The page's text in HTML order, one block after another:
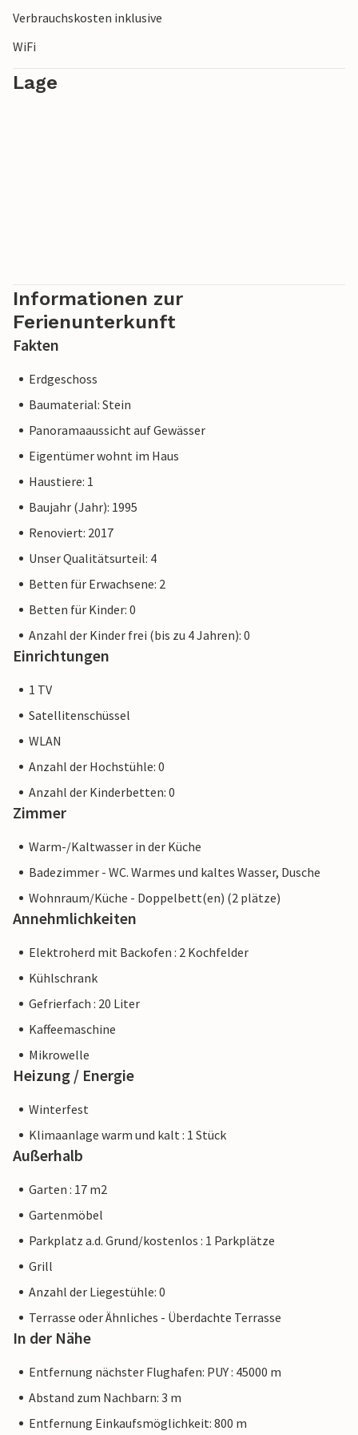
Verbrauchskosten inklusive
WiFi
Lage
Informationen zur
Ferienunterkunft
Fakten
Erdgeschoss
Baumaterial: Stein
Panoramaaussicht auf Gewässer
Eigentümer wohnt im Haus
Haustiere: 1
Baujahr (Jahr): 1995
Renoviert: 2017
Unser Qualitätsurteil: 4
Betten für Erwachsene: 2
Betten für Kinder: 0
Anzahl der Kinder frei (bis zu 4 Jahren): 0
Einrichtungen
1 TV
Satellitenschüssel
WLAN
Anzahl der Hochstühle: 0
Anzahl der Kinderbetten: 0
Zimmer
Warm-/Kaltwasser in der Küche
Badezimmer - WC. Warmes und kaltes Wasser, Dusche
Wohnraum/Küche - Doppelbett(en) (2 plätze)
Annehmlichkeiten
Elektroherd mit Backofen : 2 Kochfelder
Kühlschrank
Gefrierfach : 20 Liter
Kaffeemaschine
Mikrowelle
Heizung / Energie
Winterfest
Klimaanlage warm und kalt : 1 Stück
Außerhalb
Garten : 17 m2
Gartenmöbel
Parkplatz a.d. Grund/kostenlos : 1 Parkplätze
Grill
Anzahl der Liegestühle: 0
Terrasse oder Ähnliches - Überdachte Terrasse
In der Nähe
Entfernung nächster Flughafen: PUY : 45000 m
Abstand zum Nachbarn: 3 m
Entfernung Einkaufsmöglichkeit: 800 m